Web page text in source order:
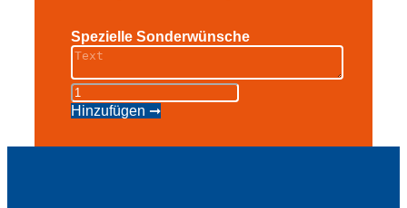
Spezielle Sonderwünsche
Teleskopstapler
TSR
2550
Hinzufügen ➞